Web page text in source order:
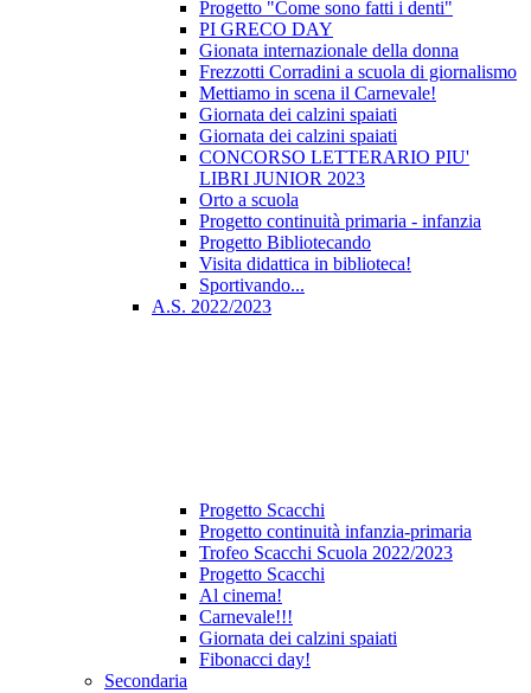
Progetto "Come sono fatti i denti"
PI GRECO DAY
Gionata internazionale della donna
Frezzotti Corradini a scuola di giornalismo
Mettiamo in scena il Carnevale!
Giornata dei calzini spaiati
Giornata dei calzini spaiati
CONCORSO LETTERARIO PIU'
LIBRI JUNIOR 2023
Orto a scuola
Progetto continuità primaria - infanzia
Progetto Bibliotecando
Visita didattica in biblioteca!
Sportivando...
A.S. 2022/2023
Progetto Scacchi
Progetto continuità infanzia-primaria
Trofeo Scacchi Scuola 2022/2023
Progetto Scacchi
Al cinema!
Carnevale!!!
Giornata dei calzini spaiati
Fibonacci day!
Secondaria